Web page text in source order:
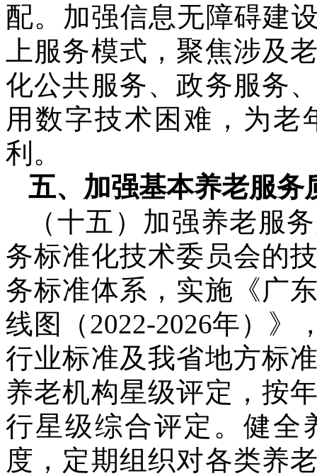
配。加强信息无障碍建
上服务模式，聚焦涉及
化公共服务、政务服务
用数字技术困难，为老
利。
五、加强基本养老服务
（十五）加强养老服
务标准化技术委员会的
务标准体系，实施《广
线图（2022-2026年）》
行业标准及我省地方标
养老机构星级评定，按
行星级综合评定。健全
度，定期组织对各类养